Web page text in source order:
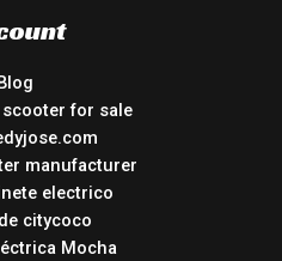
Blog
for sale
manufacturer
electrico
citycoco
Mocha